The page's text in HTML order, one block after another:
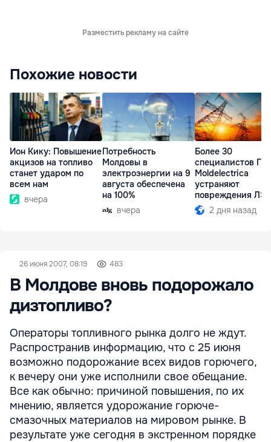
Разместить рекламу на сайте
Похожие новости
Ион Кику: Повышение
акцизов на топливо
станет ударом по
всем нам
вчера
Потребность
Молдовы в
электроэнергии на 9
августа обеспечена
на 100%
вчера
Более 30
специалистов ГП
Moldelectrica
устраняют
повреждения
Бельцы-
2 дня назад
26 июня 2007, 08:19 483
В Молдове вновь подорожало
дизтопливо?
Операторы топливного рынка долго не ждут.
Распространив информацию, что с 25 июня
возможно подорожание всех видов горючего,
к вечеру они уже исполнили свое обещание.
Все как обычно: причиной повышения, по их
мнению, является удорожание горюче-
смазочных материалов на мировом рынке. В
результате уже сегодня в экстренном порядке